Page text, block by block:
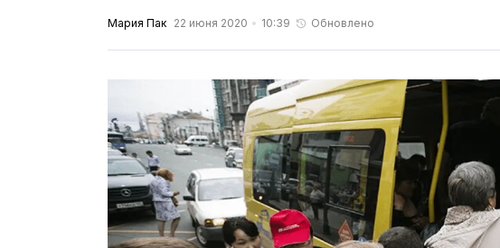
Мария Пак 22 июня 2020 10:39 Обновлено